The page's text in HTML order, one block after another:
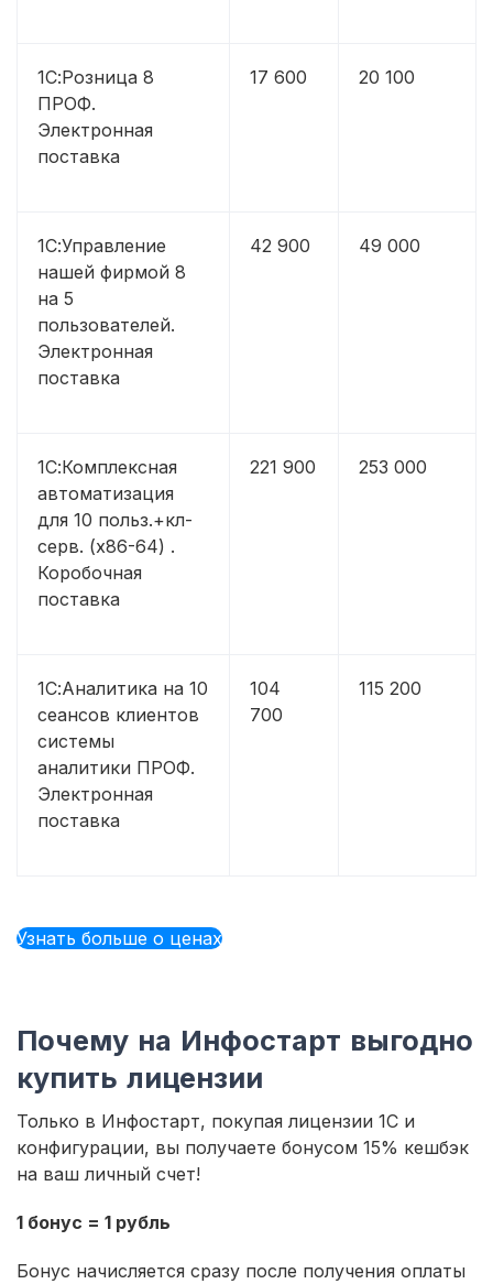
1С:Розница 8
ПРОФ.
Электронная
поставка
17 600 20 100
1С:Управление
нашей фирмой 8
на 5
пользователей.
Электронная
поставка
42 900 49 000
1С:Комплексная
автоматизация
для 10 польз.+кл-
серв. (x86-64) .
Коробочная
поставка
221 900 253 000
1С:Аналитика на 10
сеансов клиентов
системы
аналитики ПРОФ.
Электронная
поставка
104
700
115 200
Узнать больше о ценах
Почему на Инфостарт выгодно
купить лицензии
Только в Инфостарт, покупая лицензии 1С и
конфигурации, вы получаете бонусом 15% кешбэк
на ваш личный счет!
1 бонус = 1 рубль
Бонус начисляется сразу после получения оплаты